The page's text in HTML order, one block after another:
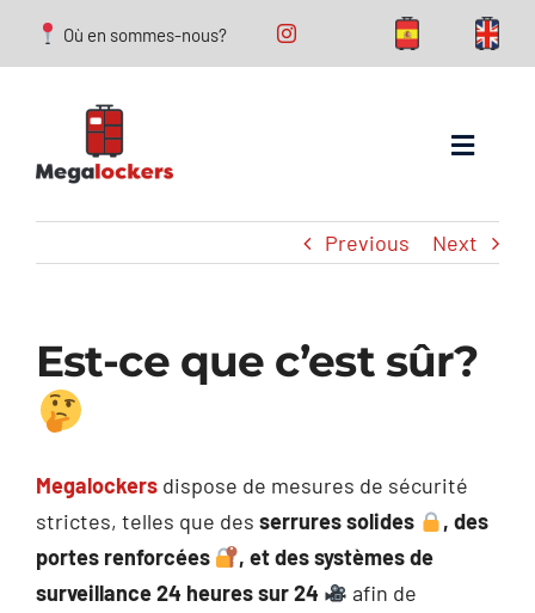
Où en sommes-nous?
Toggle
Que faire à Saragosse?
Conact
Previous Next
Est-ce que c’est sûr?
Megalockers dispose de mesures de sécurité
strictes, telles que des serrures solides ,des
portes renforcées
,et des systèmes de
surveillance 24 heures sur 24
afin de